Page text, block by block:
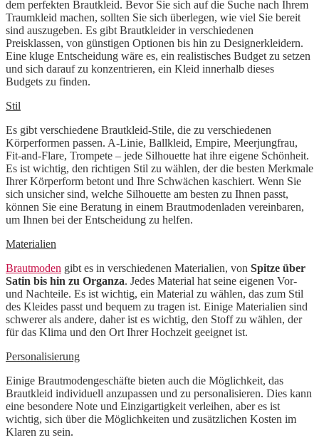
dem perfekten Brautkleid. Bevor Sie sich auf die Suche nach Ihrem
Traumkleid machen, sollten Sie sich überlegen, wie viel Sie bereit
sind auszugeben. Es gibt Brautkleider in verschiedenen
Preisklassen, von günstigen Optionen bis hin zu Designerkleidern.
Eine kluge Entscheidung wäre es, ein realistisches Budget zu setzen
und sich darauf zu konzentrieren, ein Kleid innerhalb dieses
Budgets zu finden.
Stil
Es gibt verschiedene Brautkleid-Stile, die zu verschiedenen
Körperformen passen. A-Linie, Ballkleid, Empire, Meerjungfrau,
Fit-and-Flare, Trompete – jede Silhouette hat ihre eigene Schönheit.
Es ist wichtig, den richtigen Stil zu wählen, der die besten Merkmale
Ihrer Körperform betont und Ihre Schwächen kaschiert. Wenn Sie
sich unsicher sind, welche Silhouette am besten zu Ihnen passt,
können Sie eine Beratung in einem Brautmodenladen vereinbaren,
um Ihnen bei der Entscheidung zu helfen.
Materialien
Brautmoden gibt es in verschiedenen Materialien, von Spitze über
Satin bis hin zu Organza. Jedes Material hat seine eigenen Vor-
und Nachteile. Es ist wichtig, ein Material zu wählen, das zum Stil
des Kleides passt und bequem zu tragen ist. Einige Materialien sind
schwerer als andere, daher ist es wichtig, den Stoff zu wählen, der
für das Klima und den Ort Ihrer Hochzeit geeignet ist.
Personalisierung
Einige Brautmodengeschäfte bieten auch die Möglichkeit, das
Brautkleid individuell anzupassen und zu personalisieren. Dies kann
eine besondere Note und Einzigartigkeit verleihen, aber es ist
wichtig, sich über die Möglichkeiten und zusätzlichen Kosten im
Klaren zu sein.